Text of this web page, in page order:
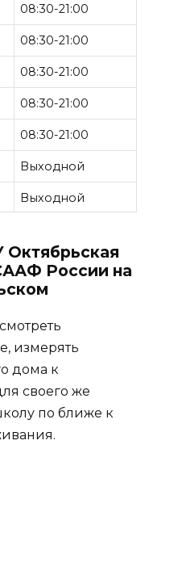
08:30-21:00
08:30-21:00
08:30-21:00
08:30-21:00
08:30-21:00
Выходной
Выходной
России на
измерять
дома к
своего же
по ближе к